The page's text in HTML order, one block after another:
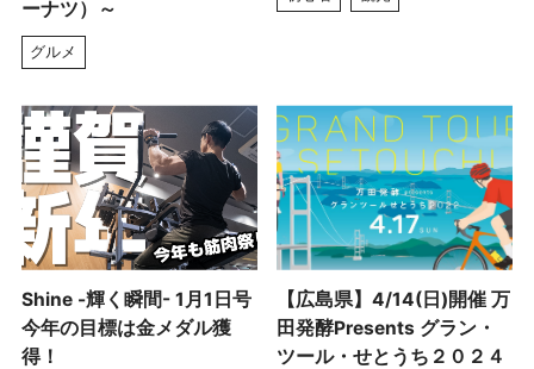
ーナツ）～
グルメ
Shine -輝く瞬間- 1月1日号
今年の目標は金メダル獲
得！
【広島県】4/14(日)開催 万
田発酵Presents グラン・
ツール・せとうち２０２４